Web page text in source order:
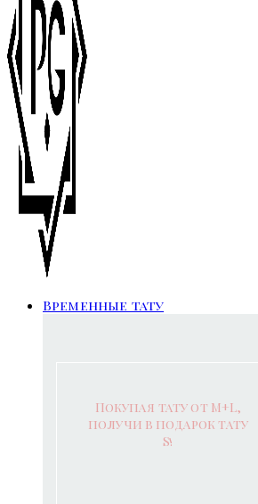
Временные тату
Покупая тату от M+L,
получи в подарок тату
S!